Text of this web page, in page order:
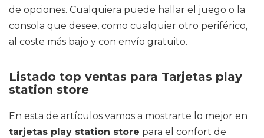
de opciones. Cualquiera puede hallar el juego o la
consola que desee, como cualquier otro periférico,
al coste más bajo y con envío gratuito.
Listado top ventas para Tarjetas play
station store
En esta de artículos vamos a mostrarte lo mejor en
tarjetas play station store para el confort de